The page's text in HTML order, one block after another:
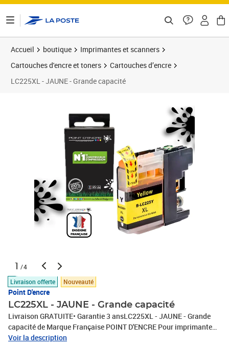
Accueil boutique
Imprimantes et scanners
Cartouches d'encre et toners
Cartouches d’encre
LC225XL - JAUNE - Grande capacité
1 /4
Livraison offerte
Nouveauté
Point D'encre
LC225XL - JAUNE - Grande capacité
Livraison GRATUITE• Garantie 3 ansLC225XL - JAUNE - Grande
capacité de Marque Française POINT D'ENCRE Pour imprimante
compatible BROTHER (ceb)- 1 X JAUNE Capacité (à 5%) : 1 200
Voir la description